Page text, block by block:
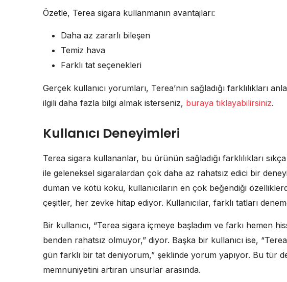
Özetle, Terea sigara kullanmanın avantajları:
Daha az zararlı bileşen
Temiz hava
Farklı tat seçenekleri
Gerçek kullanıcı yorumları, Terea’nın sağladığı farklılıkları
ilgili daha fazla bilgi almak isterseniz, buraya tıklayabilirsiniz.
Kullanıcı Deneyimleri
Terea sigara kullananlar, bu ürünün sağladığı farklılıkları
ile geleneksel sigaralardan çok daha az rahatsız edici bir
duman ve kötü koku, kullanıcıların en çok beğendiği
çeşitler, her zevke hitap ediyor. Kullanıcılar, farklı tatları
Bir kullanıcı, “Terea sigara içmeye başladım ve farkı hemen
benden rahatsız olmuyor,” diyor. Başka bir kullanıcı ise,
gün farklı bir tat deniyorum,” şeklinde yorum yapıyor. Bu tür
memnuniyetini artıran unsurlar arasında.